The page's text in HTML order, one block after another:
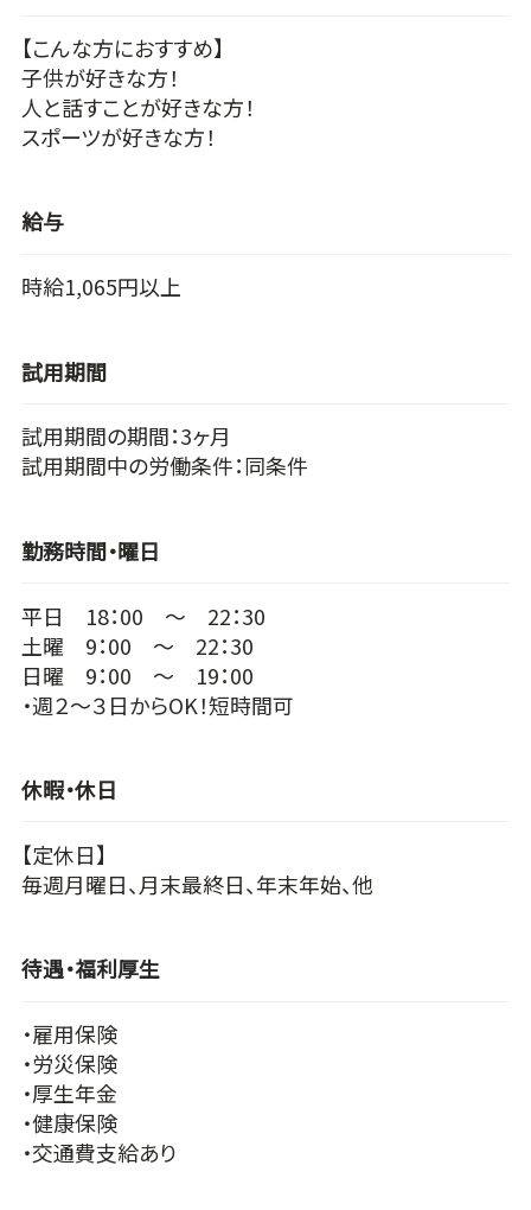
【こんな方におすすめ】
子供が好きな方！
人と話すことが好きな方！
スポーツが好きな方！
給与
時給1,065円以上
試用期間
試用期間の期間：3ヶ月
試用期間中の労働条件：同条件
勤務時間・曜日
平日 18：00 ～ 22：30
土曜 9：00 ～ 22：30
日曜 9：00 ～ 19：00
・週２～３日からOK！短時間可
休暇・休日
【定休日】
毎週月曜日、月末最終日、年末年始、他
待遇・福利厚生
・雇用保険
・労災保険
・厚生年金
・健康保険
・交通費支給あり